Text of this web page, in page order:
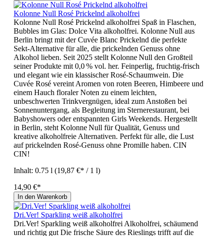
Kolonne Null Rosé Prickelnd alkoholfrei
Kolonne Null Rosé Prickelnd alkoholfrei Spaß in Flaschen,
Bubbles im Glas: Dolce Vita alkoholfrei. Kolonne Null aus
Berlin bringt mit der Cuvée Blanc Prickelnd die perfekte
Sekt-Alternative für alle, die prickelnden Genuss ohne
Alkohol lieben. Seit 2025 stellt Kolonne Null den Großteil
seiner Produkte mit 0,0 % vol. her. Feinperlig, fruchtig-frisch
und elegant wie ein klassischer Rosé-Schaumwein. Die
Cuvée Rosé vereint Aromen von roten Beeren, Himbeere und
einem Hauch floraler Noten zu einem leichten,
unbeschwerten Trinkvergnügen, ideal zum Anstoßen bei
Sonnenuntergang, als Begleitung im Sternerestaurant, bei
Babyshowers oder entspannten Girls Weekends. Hergestellt
in Berlin, steht Kolonne Null für Qualität, Genuss und
kreative alkoholfreie Alternativen. Perfekt für alle, die Lust
auf prickelnden Rosé-Genuss ohne Promille haben. CIN
CIN!
Inhalt: 0.75 l (19,87 €* / 1 l)
14,90 €*
In den Warenkorb
Dri.Ver! Sparkling weiß alkoholfrei
Dri.Ver! Sparkling weiß alkoholfrei Alkoholfrei, schäumend
und richtig gut Die frische Säure des Rieslings trifft auf die